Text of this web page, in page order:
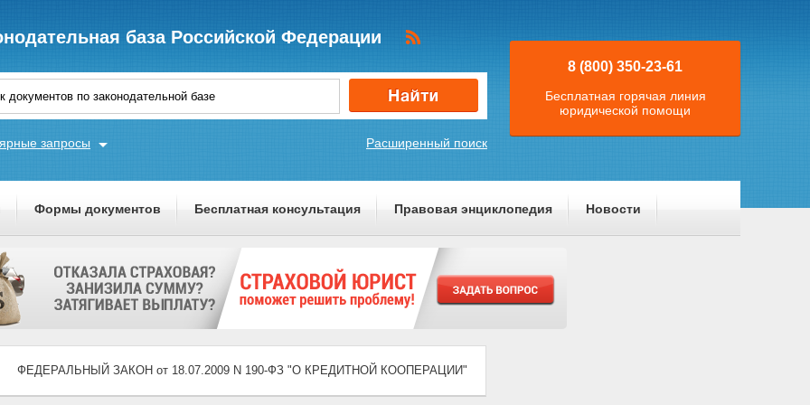
база Российской Федерации
Расширенный поиск
запросы
8 (800) 350-23-61
Бесплатная горячая линия
юридической помощи
Формы документов Бесплатная консультация Правовая энциклопедия Новости
ФЕДЕРАЛЬНЫЙ ЗАКОН от 18.07.2009 N 190-ФЗ "О КРЕДИТНОЙ КООПЕРАЦИИ"